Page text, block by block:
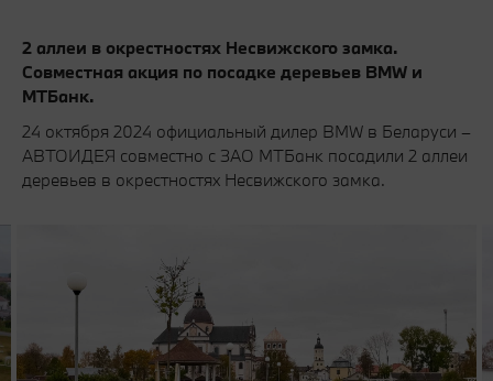
2 аллеи в окрестностях Несвижского замка.
Совместная акция по посадке деревьев BMW и
МТБанк.
24 октября 2024 официальный дилер BMW в Беларуси –
АВТОИДЕЯ совместно с ЗАО МТБанк посадили 2 аллеи
деревьев в окрестностях Несвижского замка.